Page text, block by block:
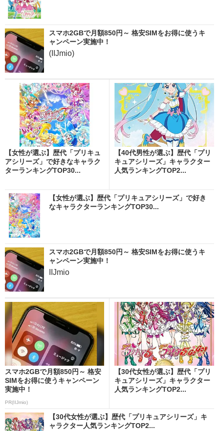
スマホ2GBで月額850円～ 格安SIMをお得に使うキ
ャンペーン実施中！
(IIJmio)
【女性が選ぶ】歴代「プリキュ
アシリーズ」で好きなキャラク
ターランキングTOP30...
【40代男性が選ぶ】歴代「プリ
キュアシリーズ」キャラクター
人気ランキングTOP2...
【女性が選ぶ】歴代「プリキュアシリーズ」で好き
なキャラクターランキングTOP30...
スマホ2GBで月額850円～ 格安SIMをお得に使うキ
ャンペーン実施中！
IIJmio
スマホ2GBで月額850円～ 格安
SIMをお得に使うキャンペーン
実施中！
PR(IIJmio)
【30代女性が選ぶ】歴代「プリ
キュアシリーズ」キャラクター
人気ランキングTOP2...
【30代女性が選ぶ】歴代「プリキュアシリーズ」キ
ャラクター人気ランキングTOP2...